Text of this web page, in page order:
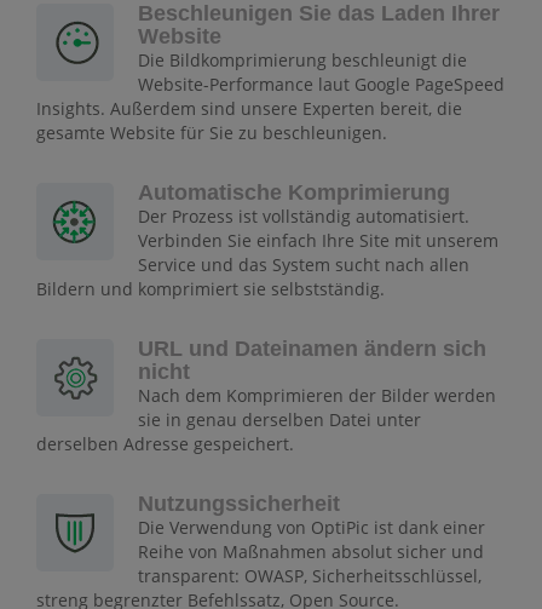
Beschleunigen Sie das Laden Ihrer
Website
Die Bildkomprimierung beschleunigt die
Website-Performance laut Google PageSpeed
Insights. Außerdem sind unsere Experten bereit, die
gesamte Website für Sie zu beschleunigen.
Automatische Komprimierung
Der Prozess ist vollständig automatisiert.
Verbinden Sie einfach Ihre Site mit unserem
Service und das System sucht nach allen
Bildern und komprimiert sie selbstständig.
URL und Dateinamen ändern sich
nicht
Nach dem Komprimieren der Bilder werden
sie in genau derselben Datei unter
derselben Adresse gespeichert.
Nutzungssicherheit
Die Verwendung von OptiPic ist dank einer
Reihe von Maßnahmen absolut sicher und
transparent: OWASP, Sicherheitsschlüssel,
streng begrenzter Befehlssatz, Open Source.